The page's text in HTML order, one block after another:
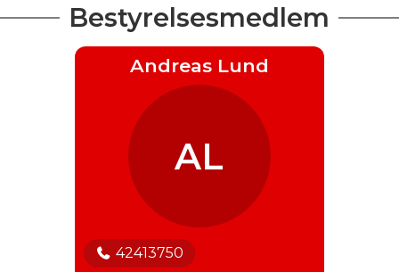
Bestyrelsesmedlem
Andreas Lund
AL
42413750